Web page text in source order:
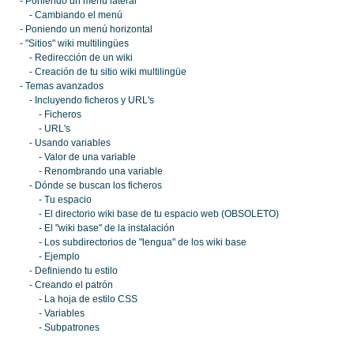
- Cambiando el menú
- Poniendo un menú horizontal
- "Sitios" wiki multilingües
- Redirección de un wiki
- Creación de tu sitio wiki multilingüe
- Temas avanzados
- Incluyendo ficheros y URL's
- Ficheros
- URL's
- Usando variables
- Valor de una variable
- Renombrando una variable
- Dónde se buscan los ficheros
- Tu espacio
- El directorio wiki base de tu espacio web (OBSOLETO)
- El "wiki base" de la instalación
- Los subdirectorios de "lengua" de los wiki base
- Ejemplo
- Definiendo tu estilo
- Creando el patrón
- La hoja de estilo CSS
- Variables
- Subpatrones